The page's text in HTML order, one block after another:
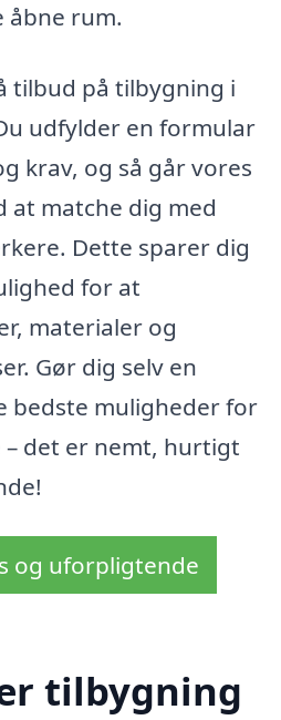
åbne rum.
tilbud på tilbygning i
udfylder en formular
krav, og så går vores
at matche dig med
Dette sparer dig
for at
materialer og
Gør dig selv en
bedste muligheder for
det er nemt, hurtigt
og uforpligtende
tilbygning